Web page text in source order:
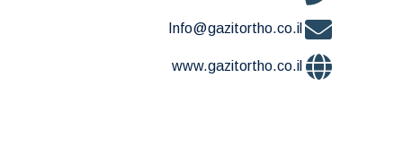
Info@gazitortho.co.il
www.gazitortho.co.il